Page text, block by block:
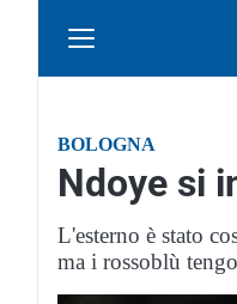
BOLOGNA
Ndoye si
L'esterno è stato
ma i rossoblù